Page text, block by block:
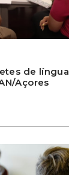
de língua
Açores